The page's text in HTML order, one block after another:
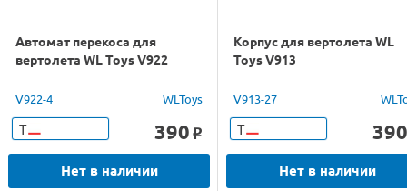
Автомат перекоса для
вертолета WL Toys V922
V922-4 WLToys
Т 390 o
Нет в наличии
Корпус для вертолета WL
Toys V913
V913-27
Т 390
Нет в наличии